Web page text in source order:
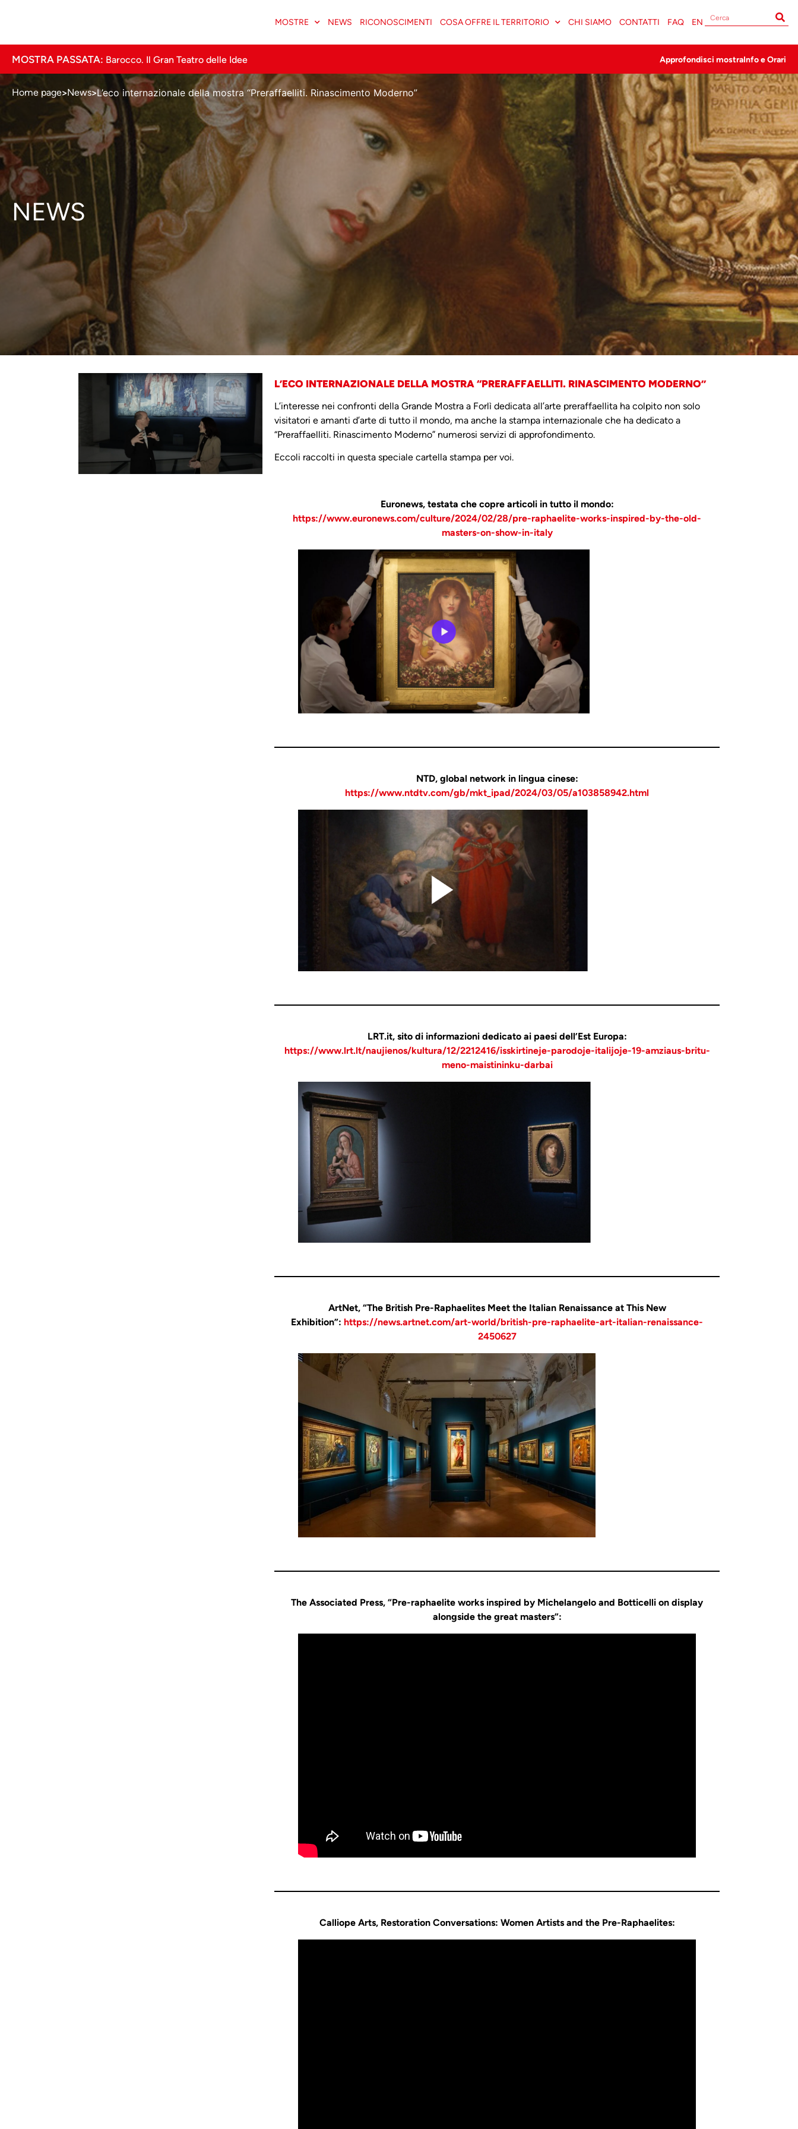
MOSTRE NEWS RICONOSCIMENTI COSA OFFRE IL TERRITORIO CHI SIAMO CONTATTI FAQ EN
MOSTRA PASSATA: Barocco. Il Gran Teatro delle Idee Approfondisci mostraInfo e Orari
Home page>News>L’eco internazionale della mostra “Preraffaelliti. Rinascimento Moderno”
NEWS
L’ECO INTERNAZIONALE DELLA MOSTRA “PRERAFFAELLITI. RINASCIMENTO MODERNO”
L’interesse nei confronti della Grande Mostra a Forlì dedicata all’arte preraffaellita ha colpito non solo
visitatori e amanti d’arte di tutto il mondo, ma anche la stampa internazionale che ha dedicato a
“Preraffaelliti. Rinascimento Moderno” numerosi servizi di approfondimento.
Eccoli raccolti in questa speciale cartella stampa per voi.
Euronews, testata che copre articoli in tutto il mondo:
https://www.euronews.com/culture/2024/02/28/pre-raphaelite-works-inspired-by-the-old-
masters-on-show-in-italy
NTD, global network in lingua cinese:
https://www.ntdtv.com/gb/mkt_ipad/2024/03/05/a103858942.html
LRT.it, sito di informazioni dedicato ai paesi dell’Est Europa:
https://www.lrt.lt/naujienos/kultura/12/2212416/isskirtineje-parodoje-italijoje-19-amziaus-britu-
meno-maistininku-darbai
ArtNet, “The British Pre-Raphaelites Meet the Italian Renaissance at This New
Exhibition”: https://news.artnet.com/art-world/british-pre-raphaelite-art-italian-renaissance-
2450627
The Associated Press, “Pre-raphaelite works inspired by Michelangelo and Botticelli on display
alongside the great masters”:
Calliope Arts, Restoration Conversations: Women Artists and the Pre-Raphaelites: